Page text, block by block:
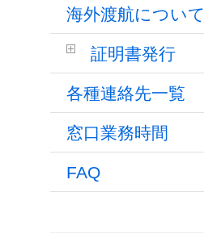
海外渡航について
証明書発行
各種連絡先一覧
窓口業務時間
FAQ